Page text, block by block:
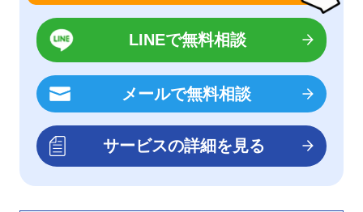
LINEで無料相談
メールで無料相談
サービスの詳細を見る